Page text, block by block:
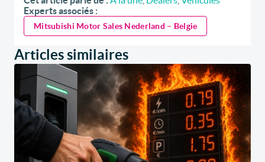
Experts associés :
Mitsubishi Motor Sales Nederland – Belgie
Articles similaires